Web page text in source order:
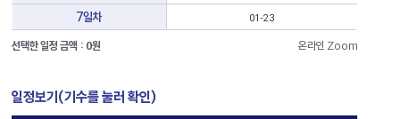
7일차 01-23
선택한 일정 금액 : 0원 온라인 Zoom
일정보기(기수를 눌러 확인)